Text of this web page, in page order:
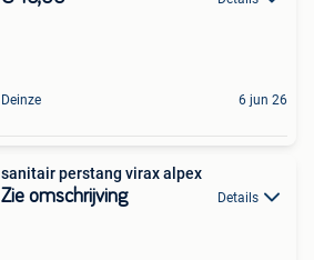
Deinze 6 jun 26
sanitair perstang virax alpex
Zie omschrijving Details